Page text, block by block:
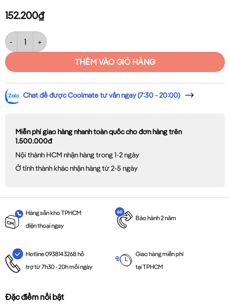
152.200₫
Ổ cắm gắn âm loại thẳng 32A 3P+N+E(6h) IP44 MPE MPN-325 số
THÊM VÀO GIỎ HÀNG
Chat để được Coolmate tư vấn ngay (7:30 - 20:00)
Miễn phí giao hàng nhanh toàn quốc cho đơn hàng trên
1.500.000đ
Nội thành HCM nhận hàng trong 1-2 ngày
Ở tỉnh thành khác nhận hàng từ 2-5 ngày
Hàng sẵn kho TPHCM
điện thoại ngay
Bảo hành 2 năm
Hotline 0938143268 hỗ
trợ từ 7h30 - 20h mỗi ngày
Giao hàng miễn phí
tại TPHCM
Đặc điểm nổi bật